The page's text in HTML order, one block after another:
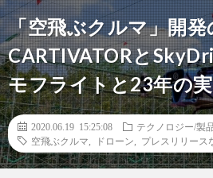
「空飛ぶクルマ」開発
CARTIVATORと
モフライトと23年の
2020.06.19 15:25:08
テクノロジー/製
空飛ぶクルマ
ドローン プレスリリース